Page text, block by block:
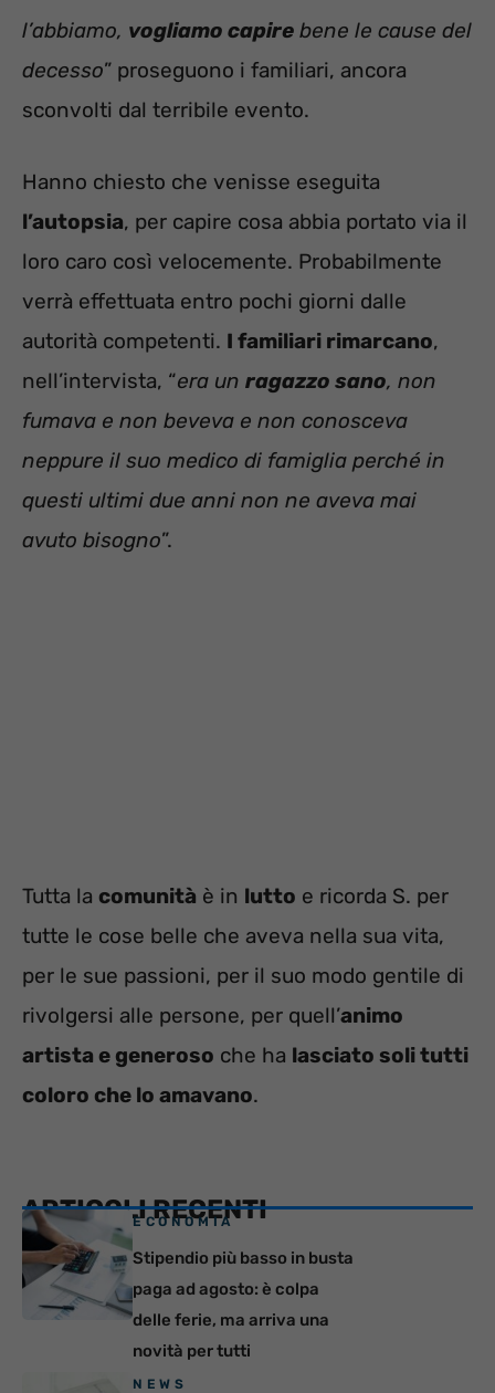
l’abbiamo, vogliamo capire bene le cause del
decesso” proseguono i familiari, ancora
sconvolti dal terribile evento.
Hanno chiesto che venisse eseguita
l’autopsia, per capire cosa abbia portato via il
loro caro così velocemente. Probabilmente
verrà effettuata entro pochi giorni dalle
autorità competenti. I familiari rimarcano,
nell’intervista, “era un ragazzo sano, non
fumava e non beveva e non conosceva
neppure il suo medico di famiglia perché in
questi ultimi due anni non ne aveva mai
avuto bisogno”.
Tutta la comunità è in lutto e ricorda S. per
tutte le cose belle che aveva nella sua vita,
per le sue passioni, per il suo modo gentile di
rivolgersi alle persone, per quell’animo
artista e generoso che ha lasciato soli tutti
coloro che lo amavano.
ARTICOLI RECENTI
ECONOMIA
Stipendio più basso in busta
paga ad agosto: è colpa
delle ferie, ma arriva una
novità per tutti
NEWS